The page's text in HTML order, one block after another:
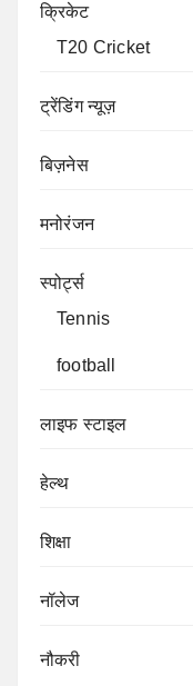
क्रिकेट
T20 Cricket
ट्रेंडिंग न्यूज़
बिज़नेस
मनोरंजन
स्पोर्ट्स
Tennis
football
लाइफ स्टाइल
हेल्थ
शिक्षा
नॉलेज
नौकरी